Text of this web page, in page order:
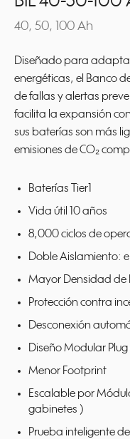
40, 50, 100 Ah
Diseñado para
energéticas, el Banco
de fallas y alertas
facilita la expansión
sus baterías son más
emisiones de CO₂
Baterías Tier1
Vida útil 10 años
8,000 ciclos de
Doble Aislamiento:
Mayor Densidad de
Protección contra
Desconexión
Diseño Modular
Menor Footprint
Escalable por
gabinetes )
Prueba inteligente